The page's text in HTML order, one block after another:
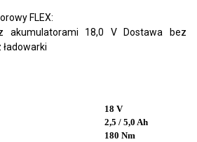
FLEX:
akumulatorami 18,0 V Dostawa bez
18 V
2,5 / 5,0 Ah
180 Nm